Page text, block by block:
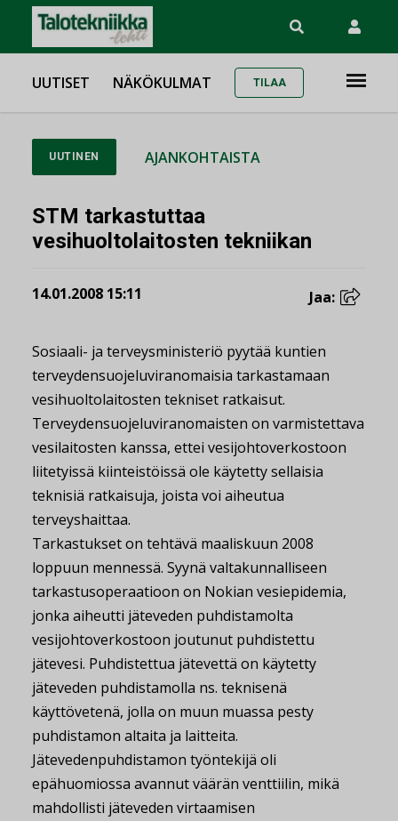
UUTISET NÄKÖKULMAT TILAA
UUTINEN AJANKOHTAISTA
STM tarkastuttaa
vesihuoltolaitosten tekniikan
14.01.2008 15:11 Jaa:
Sosiaali- ja terveysministeriö pyytää kuntien
terveydensuojeluviranomaisia tarkastamaan
vesihuoltolaitosten tekniset ratkaisut.
Terveydensuojeluviranomaisten on varmistettava
vesilaitosten kanssa, ettei vesijohtoverkostoon
liitetyissä kiinteistöissä ole käytetty sellaisia
teknisiä ratkaisuja, joista voi aiheutua
terveyshaittaa.
Tarkastukset on tehtävä maaliskuun 2008
loppuun mennessä. Syynä valtakunnalliseen
tarkastusoperaatioon on Nokian vesiepidemia,
jonka aiheutti jäteveden puhdistamolta
vesijohtoverkostoon joutunut puhdistettu
jätevesi. Puhdistettua jätevettä on käytetty
jäteveden puhdistamolla ns. teknisenä
käyttövetenä, jolla on muun muassa pesty
puhdistamon altaita ja laitteita.
Jätevedenpuhdistamon työntekijä oli
epähuomiossa avannut väärän venttiilin, mikä
mahdollisti jäteveden virtaamisen